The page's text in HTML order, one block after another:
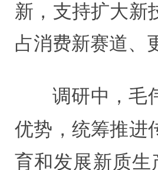
新，支持扩大新
占消费新赛道、
调研中，毛
优势，统筹推进
育和发展新质生